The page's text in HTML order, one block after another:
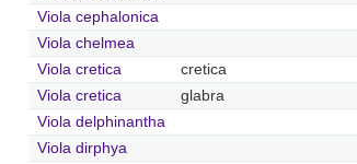
Viola cephalonica
Viola chelmea
Viola cretica
cretica
Viola cretica
glabra
Viola delphinantha
Viola dirphya